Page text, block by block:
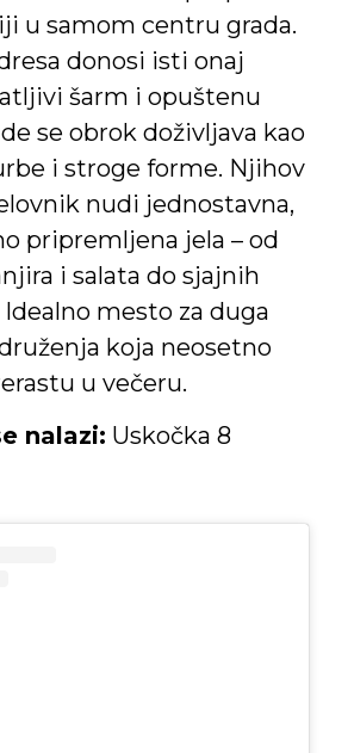
u samom centru grada.
donosi isti onaj
šarm i opuštenu
se obrok doživljava kao
i stroge forme. Njihov
nudi jednostavna,
pripremljena jela – od
i salata do sjajnih
mesto za duga
koja neosetno
u večeru.
nalazi: Uskočka 8